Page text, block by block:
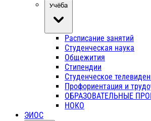
Учёба
Расписание занятий
Студенческая наука
Общежития
Стипендии
Студенческое
Профориентация и
ОБРАЗОВАТЕЛЬНЫЕ
НОКО
ЭИОС